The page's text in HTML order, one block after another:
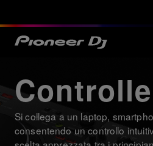
Si collega a un laptop,
consentendo un controllo